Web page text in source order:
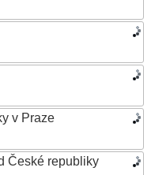
v Praze
České republiky